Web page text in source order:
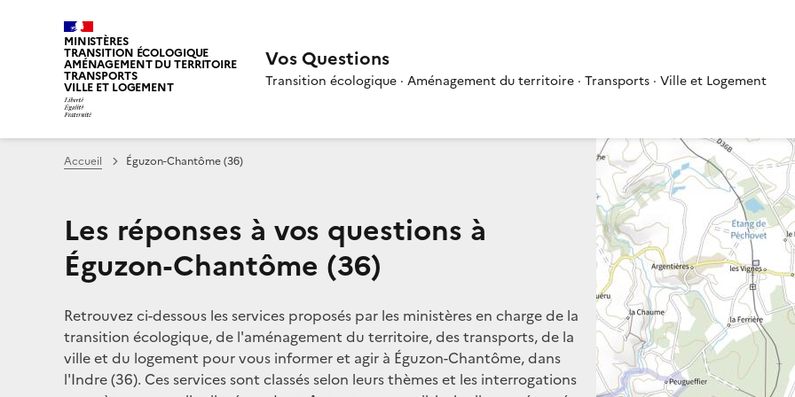
MINISTÈRES
TRANSITION ÉCOLOGIQUE
AMÉNAGEMENT DU TERRITOIRE
TRANSPORTS
VILLE ET LOGEMENT
Vos Questions
Transition écologique · Aménagement du territoire · Transports · Ville et Logement
Accueil Éguzon-Chantôme (36)
Les réponses à vos questions à
Éguzon-Chantôme (36)
Retrouvez ci-dessous les services proposés par les ministères en charge de la
transition écologique, de l'aménagement du territoire, des transports, de la
ville et du logement pour vous informer et agir à Éguzon-Chantôme, dans
l'Indre (36). Ces services sont classés selon leurs thèmes et les interrogations